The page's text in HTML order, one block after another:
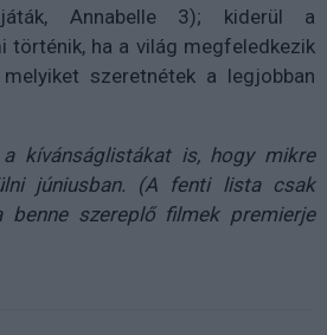
Annabelle 3); kiderül a
történik, ha a világ megfeledkezik
szeretnétek a legjobban
kívánságlistákat is, hogy mikre
júniusban. (A fenti lista csak
benne szereplő filmek premierje